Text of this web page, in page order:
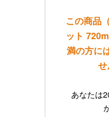
この商品
ット
満の方に
せ
あなたは